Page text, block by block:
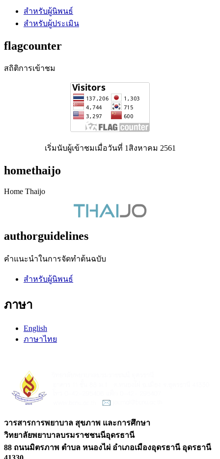
สำหรับผู้นิพนธ์
สำหรับผู้ประเมิน
flagcounter
สถิติการเข้าชม
เริ่มนับผู้เข้าชมเมื่อวันที่ 1สิงหาคม 2561
homethaijo
Home Thaijo
authorguidelines
คำแนะนำในการจัดทำต้นฉบับ
สำหรับผู้นิพนธ์
ภาษา
English
ภาษาไทย
วารสารการพยาบาล สุขภาพ และการศึกษา
วิทยาลัยพยาบาลบรมราชชนนีอุดรธานี
88 ถนนมิตรภาพ ตำบล หนองไผ่ อำเภอเมืองอุดรธานี อุดรธานี